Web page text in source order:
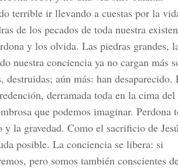
terrible ir llevando a cuestas por la
de los pecados de toda nuestra
y los olvida. Las piedras grandes,
nuestra conciencia ya no cargan más
aún más: han desaparecido.
derramada toda en la cima del
que podemos imaginar. Perdona
la gravedad. Como el sacrificio de
posible. La conciencia se libera: si
pero somos también conscientes